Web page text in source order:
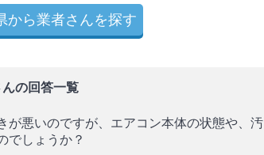
から業者さんを探す
の回答一覧
が悪いのですが、エアコン本体の状態や、汚
でしょうか？